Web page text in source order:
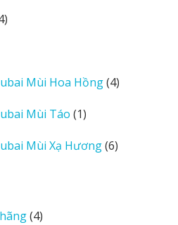
4
Mùi Hoa Hồng 44
Mùi Táo 11
phẩm
Mùi Xạ Hương 66
44